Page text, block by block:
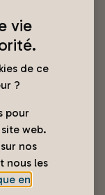
vie
de ce
?
pour
web.
nos
nous les
en